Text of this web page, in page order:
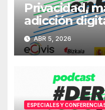
Privacidad,
adicción
jornada
ABR 5, 2026
ESPECIALES Y